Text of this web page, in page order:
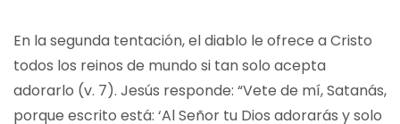
En la segunda tentación, el diablo le ofrece a Cristo
todos los reinos de mundo si tan solo acepta
adorarlo (v. 7). Jesús responde: “Vete de mí, Satanás,
porque escrito está: ‘Al Señor tu Dios adorarás y solo